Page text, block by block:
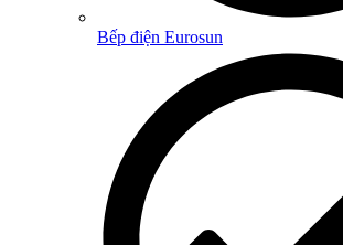
Bếp điện Eurosun